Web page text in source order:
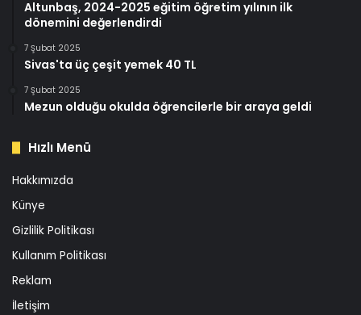
Altunbaş, 2024-2025 eğitim öğretim yılının ilk
dönemini değerlendirdi
7 Şubat 2025
Sivas'ta üç çeşit yemek 40 TL
7 Şubat 2025
Mezun olduğu okulda öğrencilerle bir araya geldi
Hızlı Menü
Hakkımızda
Künye
Gizlilik Politikası
Kullanım Politikası
Reklam
İletişim